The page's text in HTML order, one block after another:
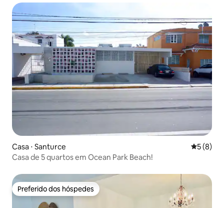
Casa ⋅ Santurce 5 de
5 (8)
Casa de 5 quartos em Ocean Park Beach!
Preferido dos hóspedes
Preferido dos hóspedes